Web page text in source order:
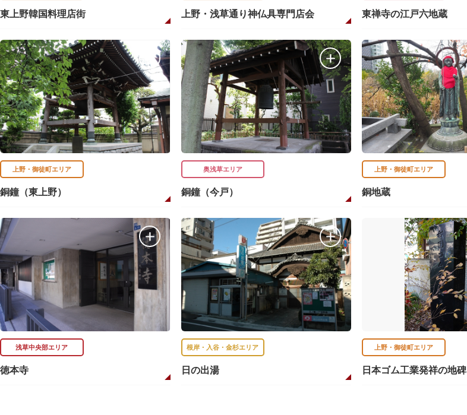
東上野韓国料理店街 上野・浅草通り神仏具専門店会 東禅寺の江戸六地蔵
上野・御徒町エリア
銅鐘（東上野）
奥浅草エリア
銅鐘（今戸）
上野・御徒町エリア
銅地蔵
浅草中央部エリア
徳本寺
根岸・入谷・金杉エリア
日の出湯
上野・御徒町エリア
日本ゴム工業発祥の地碑